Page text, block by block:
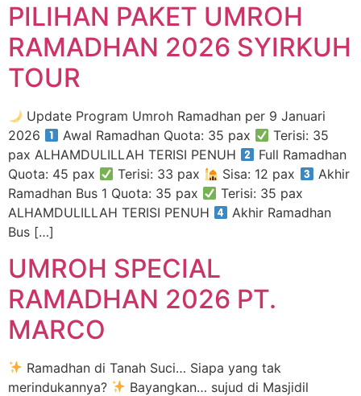
PILIHAN PAKET UMROH
RAMADHAN 2026 SYIRKUH
TOUR
Update Program Umroh Ramadhan per 9 Januari
2026
Awal Ramadhan Quota: 35 pax
Terisi: 35
pax ALHAMDULILLAH TERISI PENUH
Full Ramadhan
Quota: 45 pax
Terisi: 33 pax Sisa: 12 pax
Akhir
Ramadhan Bus 1 Quota: 35 pax
Terisi: 35 pax
ALHAMDULILLAH TERISI PENUH
Akhir Ramadhan
Bus […]
UMROH SPECIAL
RAMADHAN 2026 PT.
MARCO
Ramadhan di Tanah Suci… Siapa yang tak
merindukannya?
Bayangkan… sujud di Masjidil